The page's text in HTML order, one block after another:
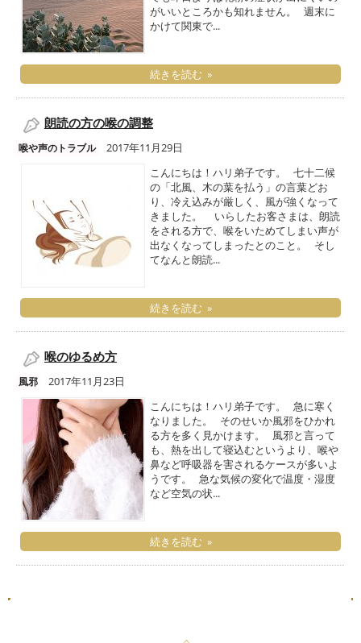
がいいところかも知れません。 週末に
かけて関東で...
続きを読む »
朗読の方の喉の調整
2017年11月29日
喉や声のトラブル
こんにちは！ハリ弟子です。 七十二候
の「北風、木の葉を払う」の言葉どお
り、冷え込みが厳しく、風が強くなって
きました。 いらしたお客さまは、朗読
をされる方で、喉をいためてしまい声が
出なくなってしまったとのこと。 そし
てなんと朗読...
続きを読む »
喉のゆるめ方
2017年11月23日
風邪
こんにちは！ハリ弟子です。 急に寒く
なりました。 そのせいか風邪をひかれ
る方を多く見かけます。 風邪と言って
も、熱を出して寝込むというより、喉や
鼻など呼吸器を害されるケースが多いよ
うです。 急な気候の変化で温度・湿度
など空気の状...
続きを読む »